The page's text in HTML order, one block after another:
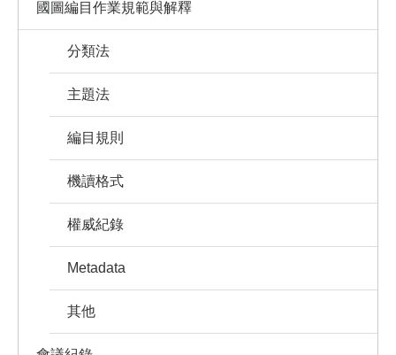
國圖編目作業規範與解釋
分類法
主題法
編目規則
機讀格式
權威紀錄
Metadata
其他